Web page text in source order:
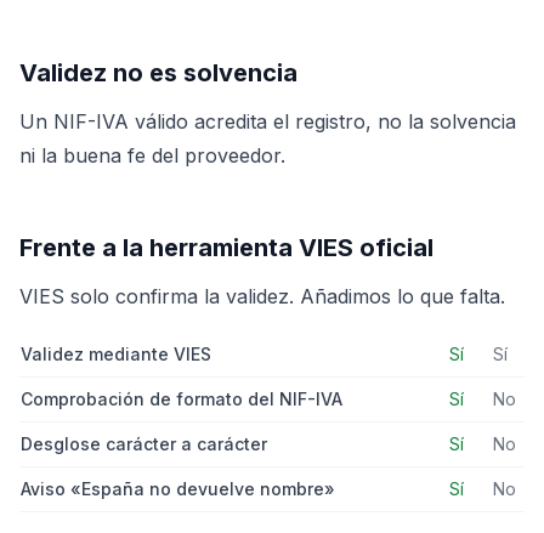
Validez no es solvencia
Un NIF-IVA válido acredita el registro, no la solvencia
ni la buena fe del proveedor.
Frente a la herramienta VIES oficial
VIES solo confirma la validez. Añadimos lo que falta.
Validez mediante VIES Sí Sí
Comprobación de formato del NIF-IVA Sí No
Desglose carácter a carácter Sí No
Aviso «España no devuelve nombre» Sí No